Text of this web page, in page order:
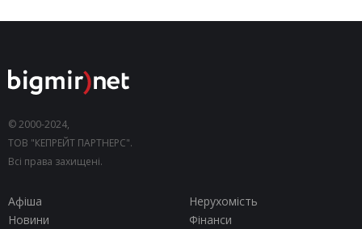
© 2000-2024,
ТОВ "КЕПРЕЙТ ПАРТНЕРС".
Всі права захищені.
Афіша
Нерухомість
Новини
Фінанси